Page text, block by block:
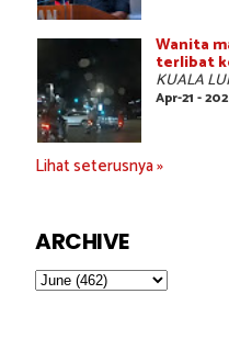
Wanita
terlibat
KUALA
Apr-21 -
Lihat seterusnya »
ARCHIVE